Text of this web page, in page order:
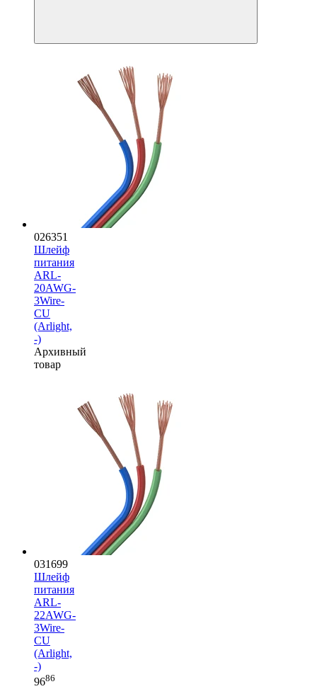
026351
Шлейф
питания
ARL-
20AWG-
3Wire-
CU
(Arlight,
-)
Архивный
товар
031699
Шлейф
питания
ARL-
22AWG-
3Wire-
CU
(Arlight,
-)
9686